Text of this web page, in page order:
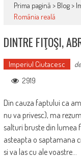
Prima pagină > Blog>
România reală
DINTRE FIŢOŞI,
Imperiul Ciutacesc de
2919
Din cauza faptului ca
nu va privesc), ma
salturi bruste din lumea
asteapta o saptamana
si va las cu ale voastre…